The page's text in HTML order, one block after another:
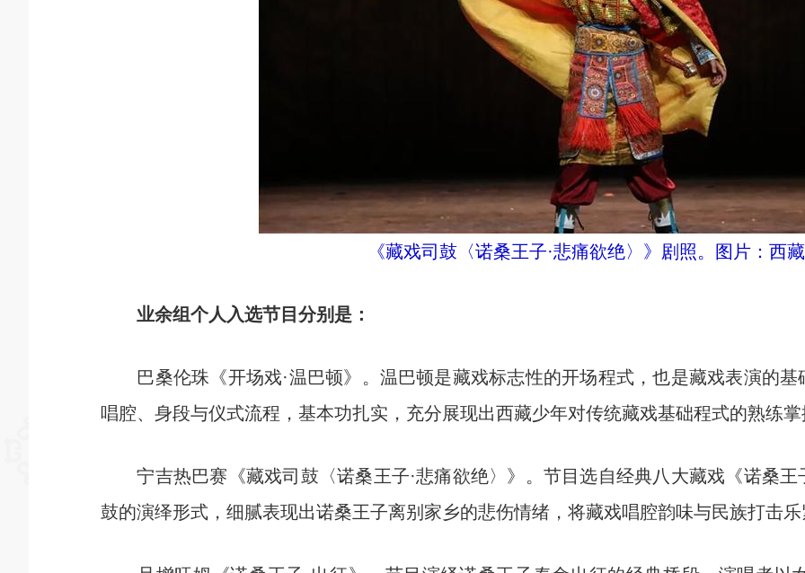
《藏戏司鼓〈诺桑王子·悲痛欲绝〉》剧照。图片：西
业余组个人入选节目分别是：
巴桑伦珠《开场戏·温巴顿》。温巴顿是藏戏标志性的开场程式，也是藏戏表演的基
唱腔、身段与仪式流程，基本功扎实，充分展现出西藏少年对传统藏戏基础程式的熟练
宁吉热巴赛《藏戏司鼓〈诺桑王子·悲痛欲绝〉》。节目选自经典八大藏戏《诺桑王
鼓的演绎形式，细腻表现出诺桑王子离别家乡的悲伤情绪，将藏戏唱腔韵味与民族打击